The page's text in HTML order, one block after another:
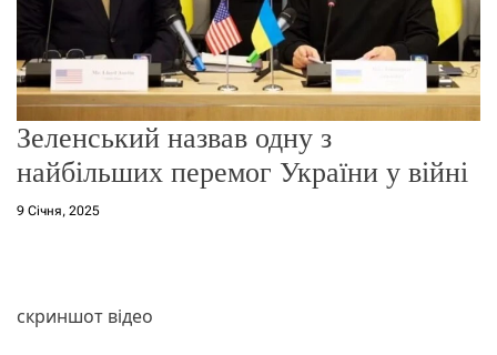
Зеленський назвав одну з
найбільших перемог України у війні
9 Січня, 2025
скриншот відео